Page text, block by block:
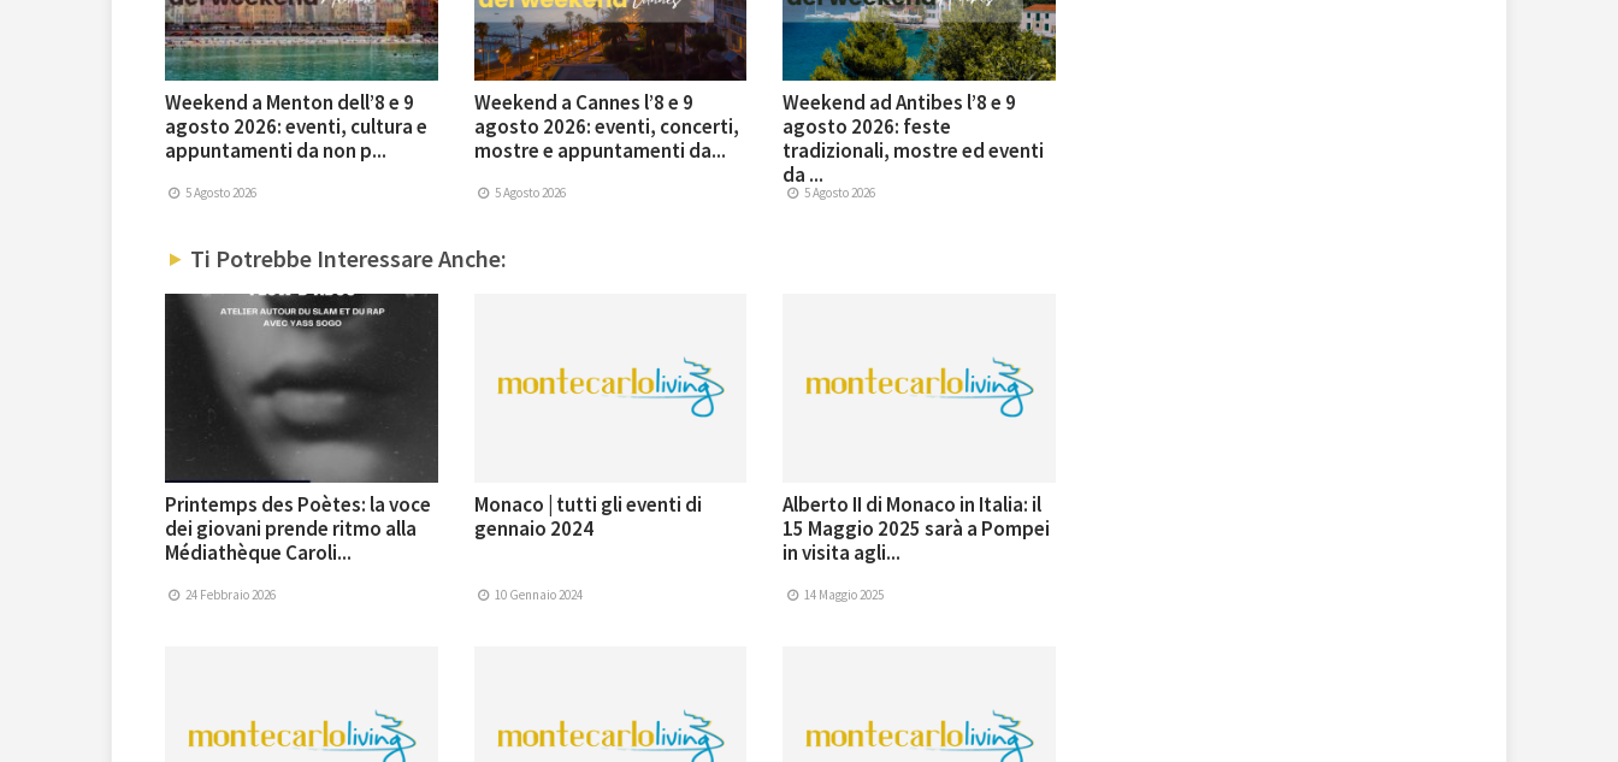
Weekend a Menton dell’8 e 9
agosto 2026: eventi, cultura e
appuntamenti da non p...
5 Agosto 2026
Weekend a Cannes l’8 e 9
agosto 2026: eventi, concerti,
mostre e appuntamenti da...
5 Agosto 2026
Weekend ad Antibes l’8 e 9
agosto 2026: feste
tradizionali, mostre ed eventi
da ...
5 Agosto 2026
Ti Potrebbe Interessare Anche:
Printemps des Poètes: la voce
dei giovani prende ritmo alla
Médiathèque Caroli...
24 Febbraio 2026
Monaco | tutti gli eventi di
gennaio 2024
10 Gennaio 2024
Alberto II di Monaco in Italia: il
15 Maggio 2025 sarà a Pompei
in visita agli...
14 Maggio 2025